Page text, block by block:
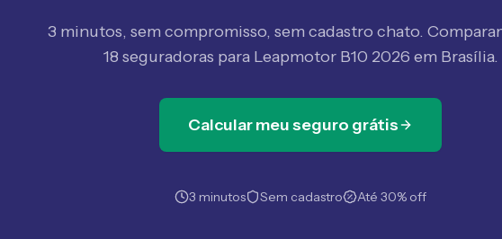
3 minutos, sem compromisso, sem cadastro chato.
18 seguradoras para Leapmotor B10 2026 em Brasília.
Calcular meu seguro grátis
3 minutos Sem cadastro Até 30% off